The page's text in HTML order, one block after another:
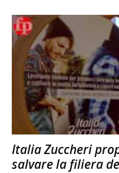
Italia Zuccheri
salvare la filiera